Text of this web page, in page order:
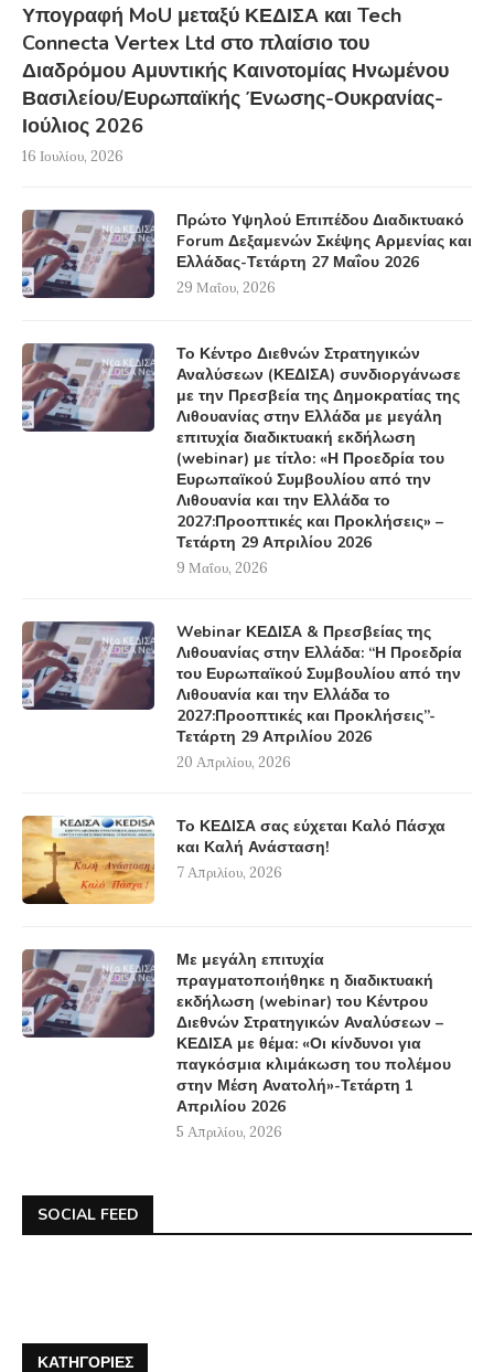
Υπογραφή MoU μεταξύ ΚΕΔΙΣΑ και Tech
Connecta Vertex Ltd στο πλαίσιο του
Διαδρόμου Αμυντικής Καινοτομίας Ηνωμένου
Βασιλείου/Ευρωπαϊκής Ένωσης-Ουκρανίας-
Ιούλιος 2026
16 Ιουλίου, 2026
Πρώτο Υψηλού Επιπέδου Διαδικτυακό
Forum Δεξαμενών Σκέψης Αρμενίας και
Ελλάδας-Τετάρτη 27 Μαΐου 2026
29 Μαΐου, 2026
Το Κέντρο Διεθνών Στρατηγικών
Αναλύσεων (ΚΕΔΙΣΑ) συνδιοργάνωσε
με την Πρεσβεία της Δημοκρατίας της
Λιθουανίας στην Ελλάδα με μεγάλη
επιτυχία διαδικτυακή εκδήλωση
(webinar) με τίτλο: «Η Προεδρία του
Ευρωπαϊκού Συμβουλίου από την
Λιθουανία και την Ελλάδα το
2027:Προοπτικές και Προκλήσεις» –
Τετάρτη 29 Απριλίου 2026
9 Μαΐου, 2026
Webinar ΚΕΔΙΣΑ & Πρεσβείας της
Λιθουανίας στην Ελλάδα: “Η Προεδρία
του Ευρωπαϊκού Συμβουλίου από την
Λιθουανία και την Ελλάδα το
2027:Προοπτικές και Προκλήσεις”-
Τετάρτη 29 Απριλίου 2026
20 Απριλίου, 2026
Το ΚΕΔΙΣΑ σας εύχεται Καλό Πάσχα
και Καλή Ανάσταση!
7 Απριλίου, 2026
Με μεγάλη επιτυχία
πραγματοποιήθηκε η διαδικτυακή
εκδήλωση (webinar) του Κέντρου
Διεθνών Στρατηγικών Αναλύσεων –
ΚΕΔΙΣΑ με θέμα: «Οι κίνδυνοι για
παγκόσμια κλιμάκωση του πολέμου
στην Μέση Ανατολή»-Τετάρτη 1
Απριλίου 2026
5 Απριλίου, 2026
SOCIAL FEED
ΚΑΤΗΓΟΡΊΕΣ